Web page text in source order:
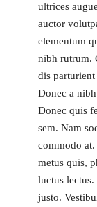
ultrices
auctor
elementum
nibh rutrum.
dis
Donec a
Donec quis
sem. Nam
commodo at.
metus quis,
luctus
justo.